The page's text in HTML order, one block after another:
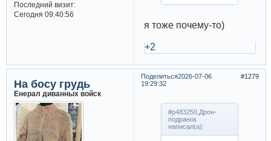
Последний визит:
Сегодня 09:40:56
я тоже почему-то)
+2
Поделиться 1279
2026-07-06
19:29:32
На босу грудь
Енерал диванных войск
#p483250,Дрон-
подранок
написал(а):